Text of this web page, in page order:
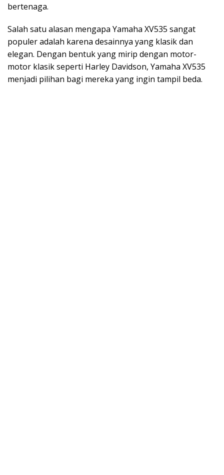
bertenaga.
Salah satu alasan mengapa Yamaha XV535 sangat
populer adalah karena desainnya yang klasik dan
elegan. Dengan bentuk yang mirip dengan motor-
motor klasik seperti Harley Davidson, Yamaha XV535
menjadi pilihan bagi mereka yang ingin tampil beda.